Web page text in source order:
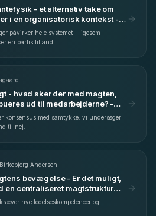
- et alternativ take om
i en organisatorisk kontekst -
Jensen (S3 E13)
påvirker hele systemet - ligesom
en partis tiltand.
- hvad sker der med magten,
ud til medarbejderne? -
(S3 E5)
konsensus med samtykke: vi undersøger
til nej.
Andersen
bevægelse - Er det muligt,
en centraliseret magtstruktur
længsel efter mere
- med Stefan Birkebjerg
nye ledelseskompetencer og